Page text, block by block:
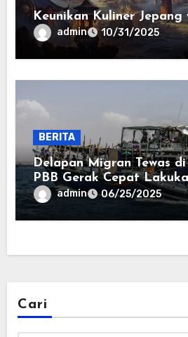
Keunikan Kuliner Jepang
admin 10/31/2025
BERITA
Delapan Migran Tewas
PBB Gerak Cepat
Penyelamatan
admin 06/25/2025
Cari